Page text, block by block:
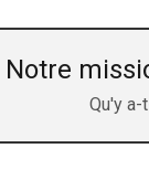
Notre
Qu'y